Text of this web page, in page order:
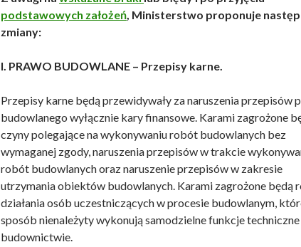
podstawowych założeń, Ministerstwo proponuje
zmiany:
I. PRAWO BUDOWLANE – Przepisy karne.
Przepisy karne będą przewidywały za naruszenia przepisów
budowlanego wyłącznie kary finansowe. Karami zagrożone
czyny polegające na wykonywaniu robót budowlanych bez
wymaganej zgody, naruszenia przepisów w trakcie
robót budowlanych oraz naruszenie przepisów w zakresie
utrzymania obiektów budowlanych. Karami zagrożone będą
działania osób uczestniczących w procesie budowlanym,
sposób nienależyty wykonują samodzielne funkcje
budownictwie.